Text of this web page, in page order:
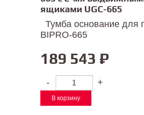
ящиками UGC-665
Тумба основание для
BIPRO-665
189 543 ₽
- +
В корзину